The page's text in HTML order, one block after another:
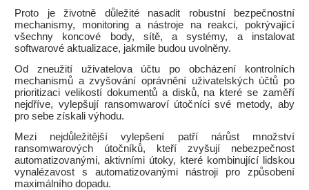
Proto je životně důležité nasadit robustní bezpečnostní
mechanismy, monitoring a nástroje na reakci, pokrývající
všechny koncové body, sítě, a systémy, a instalovat
softwarové aktualizace, jakmile budou uvolněny.
Od zneužití uživatelova účtu po obcházení kontrolních
mechanismů a zvyšování oprávnění uživatelských účtů po
prioritizaci velikostí dokumentů a disků, na které se zaměří
nejdříve, vylepšují ransomwaroví útočníci své metody, aby
pro sebe získali výhodu.
Mezi nejdůležitější vylepšení patří nárůst množství
ransomwarových útočníků, kteří zvyšují nebezpečnost
automatizovanými, aktivními útoky, které kombinující lidskou
vynalézavost s automatizovanými nástroji pro způsobení
maximálního dopadu.